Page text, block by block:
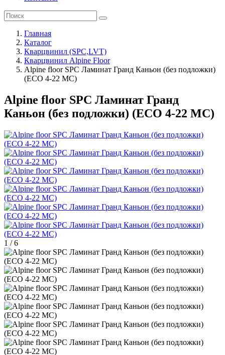
Главная
Каталог
Кварцвинил (SPC,LVT)
Кварцвинил Alpine Floor
Alpine floor SPC Ламинат Гранд Каньон (без подложки)
(ЕСО 4-22 MC)
Alpine floor SPC Ламинат Гранд
Каньон (без подложки) (ЕСО 4-22 MC)
1 /6